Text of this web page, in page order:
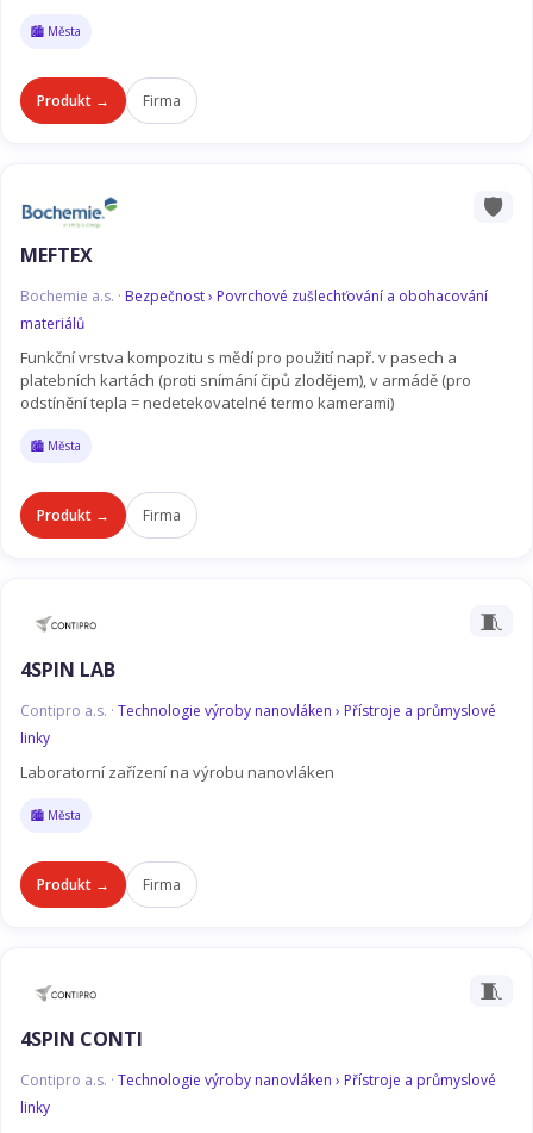
🏙️ Města
Produkt → Firma
🛡️
MEFTEX
Bochemie a.s. · Bezpečnost › Povrchové zušlechťování a obohacování
materiálů
Funkční vrstva kompozitu s mědí pro použití např. v pasech a
platebních kartách (proti snímání čipů zlodějem), v armádě (pro
odstínění tepla = nedetekovatelné termo kamerami)
🏙️ Města
Produkt → Firma
🧵
4SPIN LAB
Contipro a.s. · Technologie výroby nanovláken › Přístroje a průmyslové
linky
Laboratorní zařízení na výrobu nanovláken
🏙️ Města
Produkt → Firma
🧵
4SPIN CONTI
Contipro a.s. · Technologie výroby nanovláken › Přístroje a průmyslové
linky